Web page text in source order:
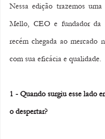
Nessa edição trazemos
Mello, CEO e fundador da
recém chegada ao mercado
com sua eficácia e qualidade.
1 - Quando surgiu esse lado
o despertar?